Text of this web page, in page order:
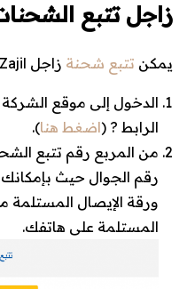
زاجل تتبع
يمكن تتبع شحنة زاجل Zajil عن طريق الخطوات التالية :
الدخول إلى موقع
الرابط ? (اضغط هنا).
من المربع رقم تتبع
رقم الجوال حيث
ورقة الإيصال المستلمة
المستلمة على هاتفك.